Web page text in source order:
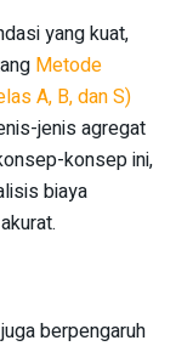
yang kuat,
Metode
A, B, dan S)
jenis agregat
konsep ini,
biaya
berpengaruh